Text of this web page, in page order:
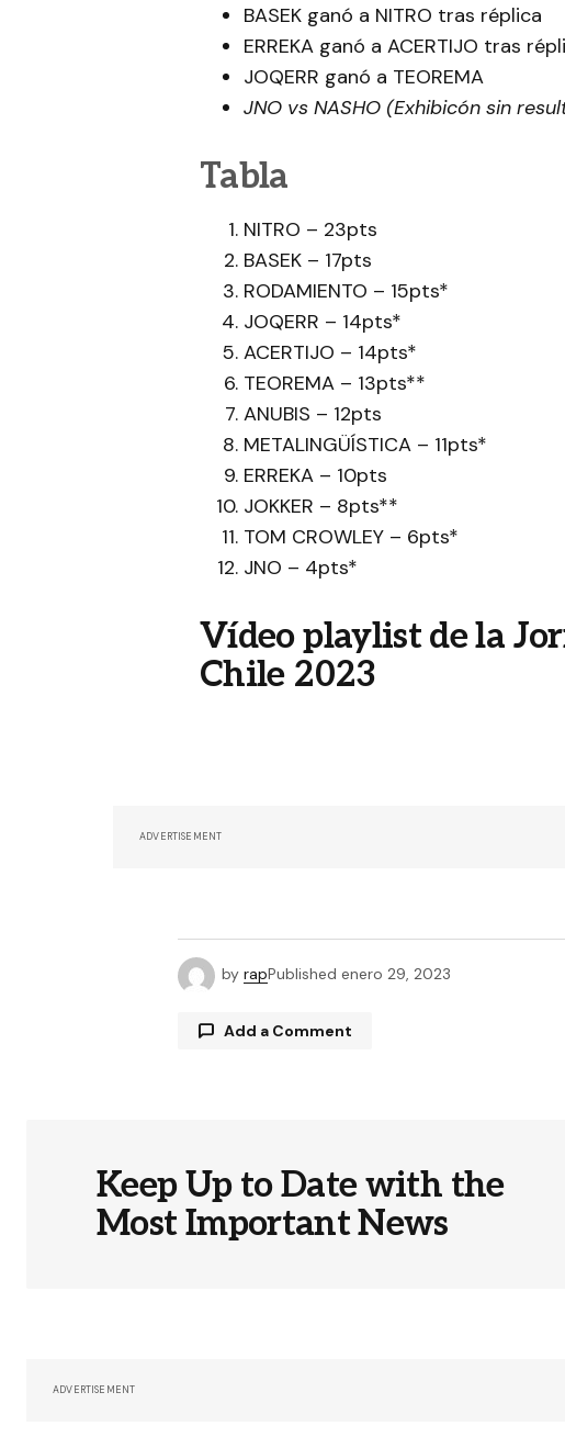
BASEK ganó a NITRO tras réplica
ERREKA ganó a ACERTIJO tras
JOQERR ganó a TEOREMA
JNO vs NASHO (Exhibicón sin
Tabla
NITRO – 23pts
BASEK – 17pts
RODAMIENTO – 15pts*
JOQERR – 14pts*
ACERTIJO – 14pts*
TEOREMA – 13pts**
ANUBIS – 12pts
METALINGÜÍSTICA – 11pts*
ERREKA – 10pts
JOKKER – 8pts**
TOM CROWLEY – 6pts*
JNO – 4pts*
Vídeo playlist de la
Chile 2023
ADVERTISEMENT
by rapPublished enero 29, 2023
Add a Comment
Comment*
Keep Up to Date with the
Most Important News
ADVERTISEMENT